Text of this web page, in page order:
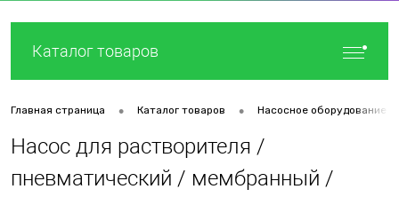
Каталог товаров
Главная страница • Каталог товаров • Насосное оборудование
Насос для растворителя /
пневматический / мембранный /